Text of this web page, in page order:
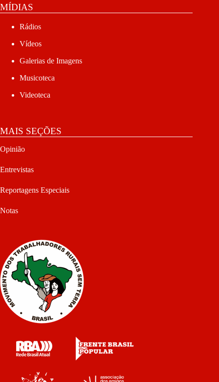
MÍDIAS
Rádios
Vídeos
Galerias de Imagens
Musicoteca
Videoteca
MAIS SEÇÕES
Opinião
Entrevistas
Reportagens Especiais
Notas